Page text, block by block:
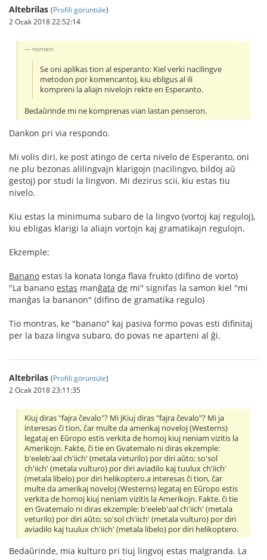
Altebrilas (Profili görüntüle)
2 Ocak 2018 22:52:14
nornen:
Se oni aplikas tion al esperanto: Kiel verki nacilingve
metodon por komencantoj, kiu ebligus al ili
kompreni la aliajn nivelojn rekte en Esperanto.
Bedaŭrinde mi ne komprenas vian lastan penseron.
Dankon pri via respondo.
Mi volis diri, ke post atingo de certa nivelo de Esperanto, oni
ne plu bezonas alilingvajn klarigojn (nacilingvo, bildoj aŭ
gestoj) por studi la lingvon. Mi dezirus scii, kiu estas tiu
nivelo.
Kiu estas la minimuma subaro de la lingvo (vortoj kaj reguloj),
kiu ebligas klarigi la aliajn vortojn kaj gramatikajn regulojn.
Ekzemple:
Banano estas la konata longa flava frukto (difino de vorto)
"La banano estas manĝata de mi" signifas la samon kiel "mi
manĝas la bananon" (difino de gramatika regulo)
Tio montras, ke "banano" kaj pasiva formo povas esti difinitaj
per la baza lingva subaro, do povas ne aparteni al ĝi.
Altebrilas (Profili görüntüle)
2 Ocak 2018 23:11:35
Kiuj diras "fajra ĉevalo"? Mi jKiuj diras "fajra ĉevalo"? Mi ja
interesas ĉi tion, ĉar multe da amerikaj noveloj (Westerns)
legataj en Eŭropo estis verkita de homoj kiuj neniam vizitis la
Amerikojn. Fakte, ĉi tie en Gvatemalo ni diras ekzemple:
b'eeleb'aal ch'iich' (metala veturilo) por diri aŭto; so'sol
ch'iich' (metala vulturo) por diri aviadilo kaj tuulux ch'iich'
(metala libelo) por diri helikoptero.a interesas ĉi tion, ĉar
multe da amerikaj noveloj (Westerns) legataj en Eŭropo estis
verkita de homoj kiuj neniam vizitis la Amerikojn. Fakte, ĉi tie
en Gvatemalo ni diras ekzemple: b'eeleb'aal ch'iich' (metala
veturilo) por diri aŭto; so'sol ch'iich' (metala vulturo) por diri
aviadilo kaj tuulux ch'iich' (metala libelo) por diri helikoptero.
Bedaŭrinde, mia kulturo pri tiuj lingvoj estas malgranda. La